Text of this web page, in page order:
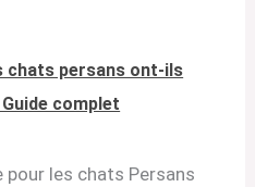
chats persans ont-ils
complet
les chats Persans